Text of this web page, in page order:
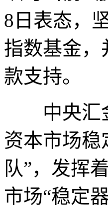
8日表态，
指数基金，
款支持。
中央汇金
资本市场稳
队”，发挥
市场“稳定